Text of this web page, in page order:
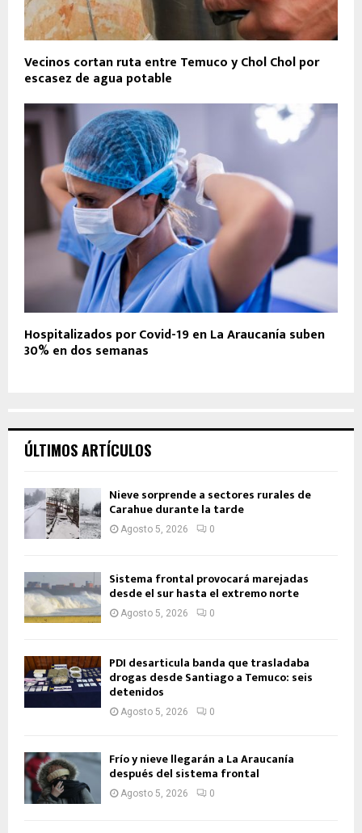
Vecinos cortan ruta entre Temuco y Chol Chol por
escasez de agua potable
Hospitalizados por Covid-19 en La Araucanía suben
30% en dos semanas
ÚLTIMOS ARTÍCULOS
Nieve sorprende a sectores rurales de
Carahue durante la tarde
Agosto 5, 2026 0
Sistema frontal provocará marejadas
desde el sur hasta el extremo norte
Agosto 5, 2026 0
PDI desarticula banda que trasladaba
drogas desde Santiago a Temuco: seis
detenidos
Agosto 5, 2026 0
Frío y nieve llegarán a La Araucanía
después del sistema frontal
Agosto 5, 2026 0